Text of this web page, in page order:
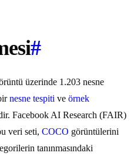
#
üzerinde 1.203 nesne
nesne tespiti ve örnek
Facebook AI Research (FAIR)
veri seti, COCO görüntülerini
tanınmasındaki